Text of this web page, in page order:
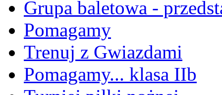
Grupa baletowa -
Pomagamy
Trenuj z Gwiazdami
Pomagamy... klasa IIb